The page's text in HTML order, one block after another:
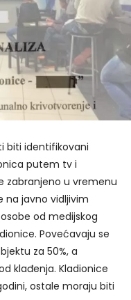
biti identifikovani
putem tv i
zabranjeno u vremenu
na javno vidljivim
od medijskog
Povećavaju se
za 50%, a
klađenja. Kladionice
ostale moraju biti